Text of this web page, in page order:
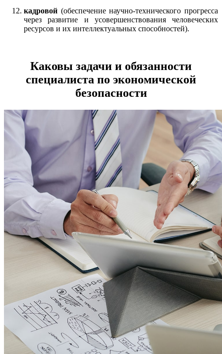
кадровой (обеспечение научно-технического прогресса
через развитие и усовершенствования человеческих
ресурсов и их интеллектуальных способностей).
Каковы задачи и обязанности
специалиста по экономической
безопасности